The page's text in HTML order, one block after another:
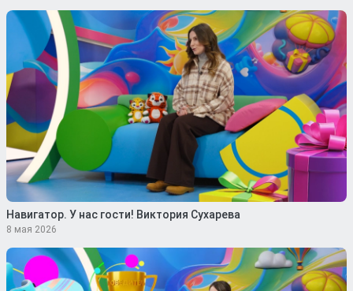
Навигатор. У нас гости! Виктория Сухарева
8 мая 2026